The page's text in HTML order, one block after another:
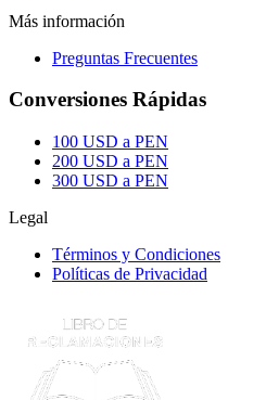
Más información
Preguntas Frecuentes
Conversiones Rápidas
100 USD a PEN
200 USD a PEN
300 USD a PEN
Legal
Términos y Condiciones
Políticas de Privacidad